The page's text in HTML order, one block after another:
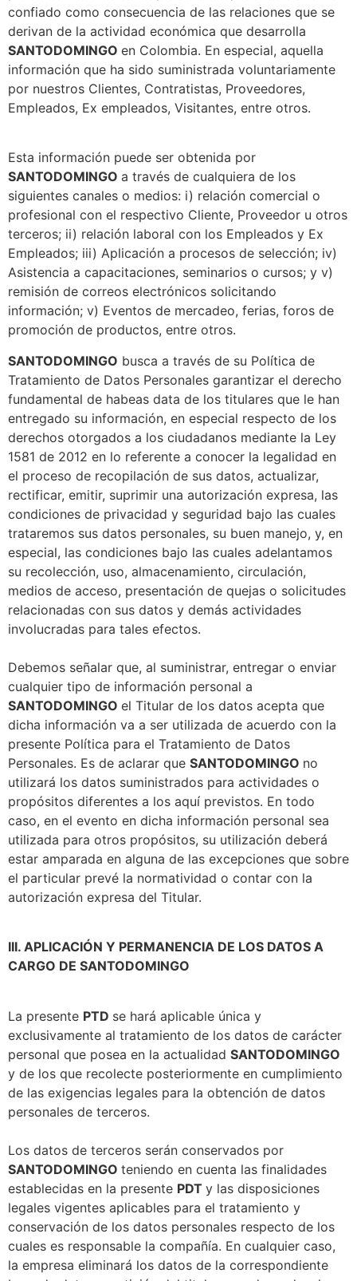
confiado como consecuencia de las relaciones que se
derivan de la actividad económica que desarrolla
SANTODOMINGO en Colombia. En especial, aquella
información que ha sido suministrada voluntariamente
por nuestros Clientes, Contratistas, Proveedores,
Empleados, Ex empleados, Visitantes, entre otros.
Esta información puede ser obtenida por
SANTODOMINGO a través de cualquiera de los
siguientes canales o medios: i) relación comercial o
profesional con el respectivo Cliente, Proveedor u otros
terceros; ii) relación laboral con los Empleados y Ex
Empleados; iii) Aplicación a procesos de selección; iv)
Asistencia a capacitaciones, seminarios o cursos; y v)
remisión de correos electrónicos solicitando
información; v) Eventos de mercadeo, ferias, foros de
promoción de productos, entre otros.
SANTODOMINGO busca a través de su Política de
Tratamiento de Datos Personales garantizar el derecho
fundamental de habeas data de los titulares que le han
entregado su información, en especial respecto de los
derechos otorgados a los ciudadanos mediante la Ley
1581 de 2012 en lo referente a conocer la legalidad en
el proceso de recopilación de sus datos, actualizar,
rectificar, emitir, suprimir una autorización expresa, las
condiciones de privacidad y seguridad bajo las cuales
trataremos sus datos personales, su buen manejo, y, en
especial, las condiciones bajo las cuales adelantamos
su recolección, uso, almacenamiento, circulación,
medios de acceso, presentación de quejas o solicitudes
relacionadas con sus datos y demás actividades
involucradas para tales efectos.
Debemos señalar que, al suministrar, entregar o enviar
cualquier tipo de información personal a
SANTODOMINGO el Titular de los datos acepta que
dicha información va a ser utilizada de acuerdo con la
presente Política para el Tratamiento de Datos
Personales. Es de aclarar que SANTODOMINGO no
utilizará los datos suministrados para actividades o
propósitos diferentes a los aquí previstos. En todo
caso, en el evento en dicha información personal sea
utilizada para otros propósitos, su utilización deberá
estar amparada en alguna de las excepciones que sobre
el particular prevé la normatividad o contar con la
autorización expresa del Titular.
III. APLICACIÓN Y PERMANENCIA DE LOS DATOS A
CARGO DE SANTODOMINGO
La presente PTD se hará aplicable única y
exclusivamente al tratamiento de los datos de carácter
personal que posea en la actualidad SANTODOMINGO
y de los que recolecte posteriormente en cumplimiento
de las exigencias legales para la obtención de datos
personales de terceros.
Los datos de terceros serán conservados por
SANTODOMINGO teniendo en cuenta las finalidades
establecidas en la presente PDT y las disposiciones
legales vigentes aplicables para el tratamiento y
conservación de los datos personales respecto de los
cuales es responsable la compañía. En cualquier caso,
la empresa eliminará los datos de la correspondiente